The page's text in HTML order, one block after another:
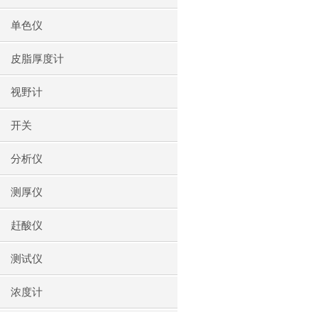
单色仪
皮脂厚度计
视野计
开关
分析仪
测厚仪
赶酸仪
测试仪
浓度计